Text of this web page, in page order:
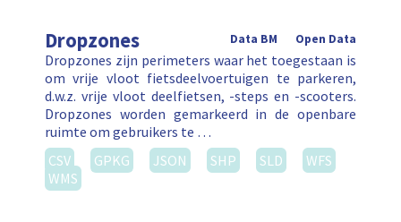
Dropzones Open Data
Data BM
Dropzones zijn perimeters waar het toegestaan is
om vrije vloot fietsdeelvoertuigen te parkeren,
d.w.z. vrije vloot deelfietsen, -steps en -scooters.
Dropzones worden gemarkeerd in de openbare
ruimte om gebruikers te …
CSV
GPKG JSON SHP SLD
WFS
WMS